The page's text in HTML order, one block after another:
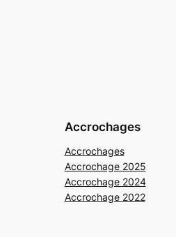
Accrochages
Accrochages
Accrochage 2025
Accrochage 2024
Accrochage 2022